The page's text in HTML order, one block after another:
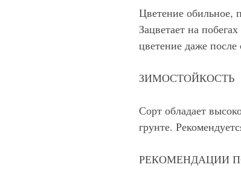
Цветение обильное,
Зацветает на
цветение даже
ЗИМОСТОЙКОСТЬ
Сорт обладает
грунте.
РЕКОМЕНДАЦИИ